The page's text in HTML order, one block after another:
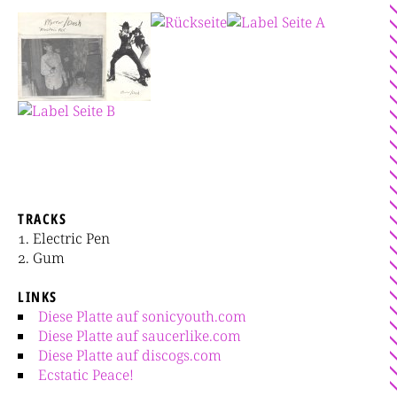
TRACKS
Electric Pen
Gum
LINKS
Diese Platte auf sonicyouth.com
Diese Platte auf saucerlike.com
Diese Platte auf discogs.com
Ecstatic Peace!